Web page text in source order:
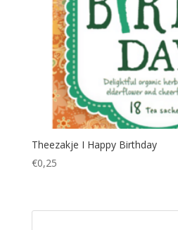
Theezakje I Happy Birthday
€0,25